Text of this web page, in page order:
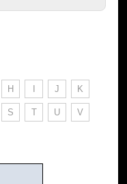
H I J K
S T U V